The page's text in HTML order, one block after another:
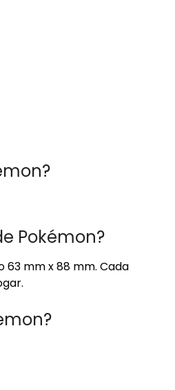
Pokémon?
63 mm x 88 mm. Cada